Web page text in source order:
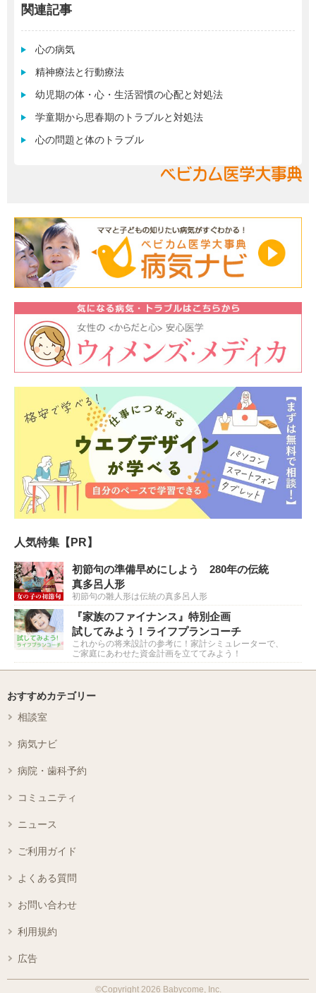
関連記事
心の病気
精神療法と行動療法
幼児期の体・心・生活習慣の心配と対処法
学童期から思春期のトラブルと対処法
心の問題と体のトラブル
人気特集【PR】
初節句の準備早めにしよう 280年の伝統
真多呂人形
初節句の雛人形は伝統の真多呂人形
『家族のファイナンス』特別企画
試してみよう！ライフプランコーチ
これからの将来設計の参考に！家計シミュレーターで、
ご家庭にあわせた資金計画を立ててみよう！
おすすめカテゴリー
相談室
病気ナビ
病院・歯科予約
コミュニティ
ニュース
ご利用ガイド
よくある質問
お問い合わせ
利用規約
広告
©Copyright 2026 Babycome, Inc.